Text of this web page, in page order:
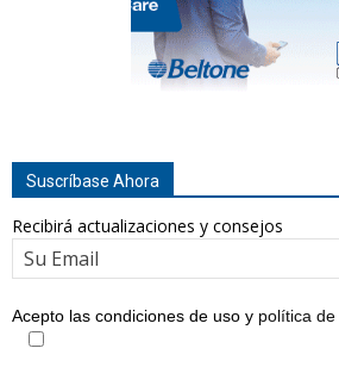
Suscríbase Ahora
Recibirá actualizaciones y consejos
Acepto las condiciones de uso y política